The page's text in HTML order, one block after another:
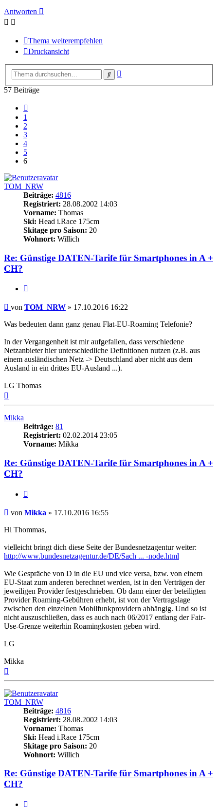
Antworten
Thema weiterempfehlen
Druckansicht
Suche
57 Beiträge
1
2
3
4
5
6
TOM_NRW
Beiträge: 4816
Registriert: 28.08.2002 14:03
Vorname: Thomas
Ski: Head i.Race 175cm
Skitage pro Saison: 20
Wohnort: Willich
Re: Günstige DATEN-Tarife für Smartphones in A +
CH?
Beitrag
von TOM_NRW » 17.10.2016 16:22
Was bedeuten dann ganz genau Flat-EU-Roaming Telefonie?
In der Vergangenheit ist mir aufgefallen, dass verschiedene
Netzanbieter hier unterschiedliche Definitionen nutzen (z.B. aus
einem ausländischen Netz -> Deutschland aber nicht aus dem
Ausland in ein drittes EU-Ausland ...).
LG Thomas
Mikka
Beiträge: 81
Registriert: 02.02.2014 23:05
Vorname: Mikka
Re: Günstige DATEN-Tarife für Smartphones in A +
CH?
Beitrag
von Mikka » 17.10.2016 16:55
Hi Thommas,
vielleicht bringt dich diese Seite der Bundesnetzagentur weiter:
http://www.bundesnetzagentur.de/DE/Sach ... -node.html
Wie Gespräche von D in die EU und vice versa, bzw. von einem
EU-Staat zum anderen berechnet werden, ist in den Verträgen der
jeweiligen Provider festgeschrieben. Ob dann einer der beteiligten
Provider Roaming-Gebühren erhebt, ist von der Vertragslage
zwischen den einzelnen Mobilfunkprovidern abhängig. Und so ist
nicht auszuschließen, dass es auch nach 06/2017 entlang der Fair-
Use-Grenze weiterhin Roamingkosten geben wird.
LG
Mikka
TOM_NRW
Beiträge: 4816
Registriert: 28.08.2002 14:03
Vorname: Thomas
Ski: Head i.Race 175cm
Skitage pro Saison: 20
Wohnort: Willich
Re: Günstige DATEN-Tarife für Smartphones in A +
CH?